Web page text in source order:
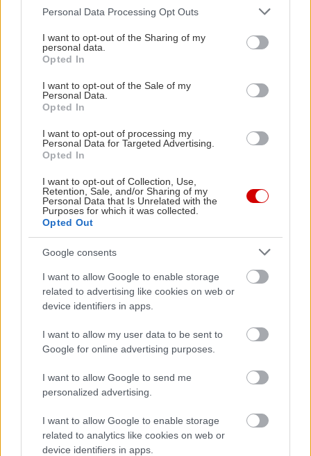
Please note that this website/app uses one or more Google
not limited to your visit or usage behaviour. You may click to
grant or deny consent to Google and its third-party tags to
use your data for below specified purposes in below Google
consent section.
Personal Data Processing Opt Outs
I want to opt-out of the Sharing of my
personal data.
Opted In
I want to opt-out of the Sale of my
Personal Data.
Opted In
I want to opt-out of processing my
Personal Data for Targeted Advertising.
Opted In
I want to opt-out of Collection, Use,
Retention, Sale, and/or Sharing of my
Personal Data that Is Unrelated with the
Purposes for which it was collected.
Opted Out
Google consents
I want to allow Google to enable storage
related to advertising like cookies on web or
device identifiers in apps.
I want to allow my user data to be sent to
Google for online advertising purposes.
I want to allow Google to send me
personalized advertising.
I want to allow Google to enable storage
related to analytics like cookies on web or
device identifiers in apps.
«Εγώ είμαι η ανάπηρη, αυτοί είναι οι μ***ες» –
Η Maria Rolls χωρίς φίλτρο
Περδίκι